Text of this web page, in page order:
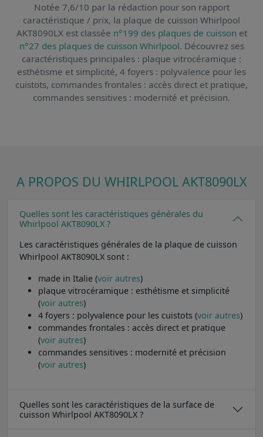
Notée 7,6/10 par la rédaction pour son rapport
caractéristique / prix, la plaque de cuisson Whirlpool
AKT8090LX est classée n°199 des plaques de cuisson et
n°27 des plaques de cuisson Whirlpool. Découvrez ses
caractéristiques principales : plaque vitrocéramique :
esthétisme et simplicité, 4 foyers : polyvalence pour les
cuistots, commandes frontales : accès direct et pratique,
commandes sensitives : modernité et précision.
A PROPOS DU WHIRLPOOL AKT8090LX
Quelles sont les caractéristiques générales du
Whirlpool AKT8090LX ?
Les caractéristiques générales de la plaque de cuisson
Whirlpool AKT8090LX sont :
made in Italie (voir autres)
plaque vitrocéramique : esthétisme et simplicité
(voir autres)
4 foyers : polyvalence pour les cuistots (voir autres)
commandes frontales : accès direct et pratique
(voir autres)
commandes sensitives : modernité et précision
(voir autres)
Quelles sont les caractéristiques de la surface de
cuisson Whirlpool AKT8090LX ?